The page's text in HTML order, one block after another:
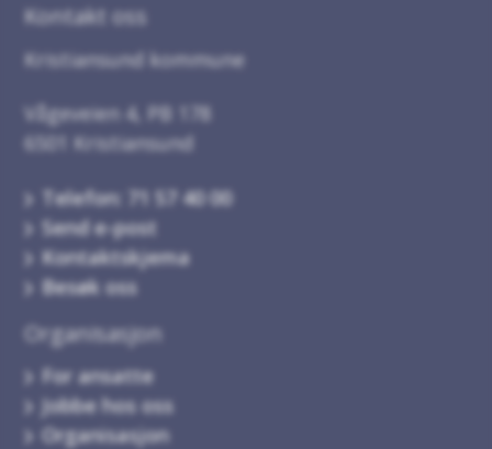
Kontakt oss
Kristiansund kommune
Vågeveien 4, PB 178
6501 Kristiansund
Telefon: 71 57 40 00
Send e-post
Kontaktskjema
Besøk oss
Organisasjon
For ansatte
Jobbe hos oss
Organisasjon